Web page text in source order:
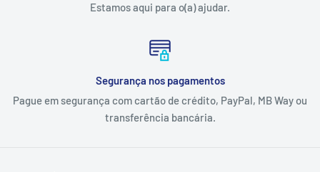
Estamos aqui para o(a) ajudar.
Segurança nos pagamentos
Pague em segurança com cartão de crédito, PayPal, MB Way ou
transferência bancária.